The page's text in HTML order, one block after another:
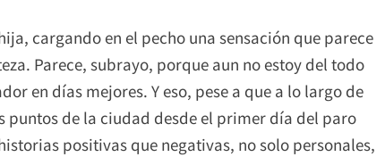
cargando en el pecho una sensación que parece
Parece, subrayo, porque aun no estoy del todo
en días mejores. Y eso, pese a que a lo largo de
puntos de la ciudad desde el primer día del paro
positivas que negativas, no solo personales,